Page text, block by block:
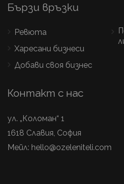
Бързи връзки
Ревюта
Харесани бизнеси
Добави своя бизнес
Контакт с нас
ул. „Коломан“ 1
1618 Славия, София
Мейл: hello@ozeleniteli.com